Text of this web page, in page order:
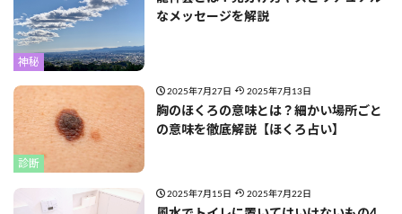
神秘
なメッセージを解説
診断
2025年7月27日 2025年7月13日
胸のほくろの意味とは？細かい場所ごと
の意味を徹底解説【ほくろ占い】
2025年7月15日 2025年7月22日